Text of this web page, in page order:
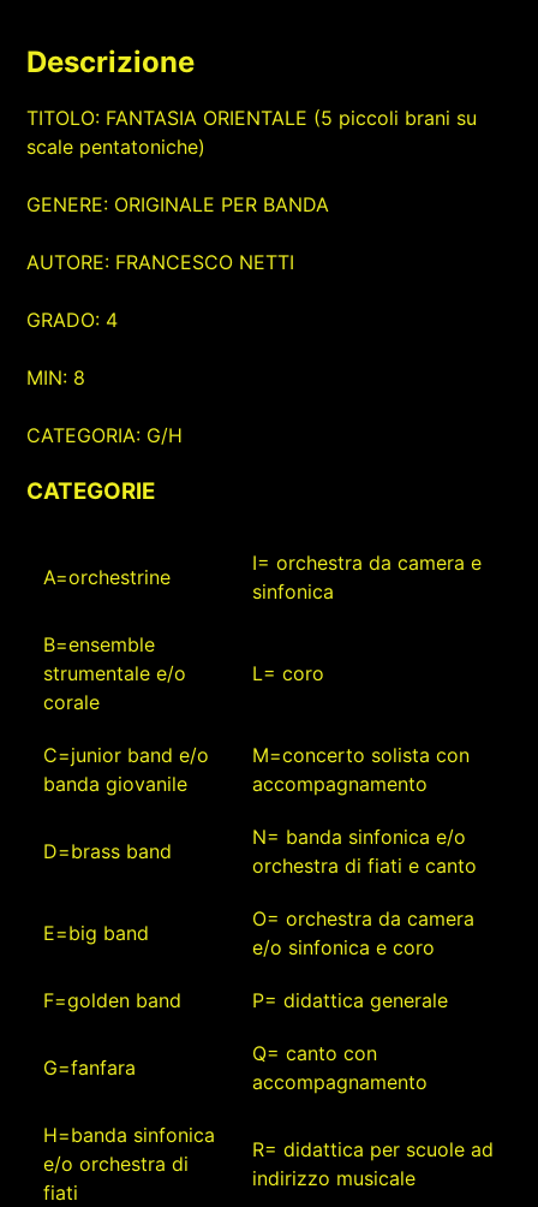
Descrizione
TITOLO: FANTASIA ORIENTALE (5 piccoli brani su
scale pentatoniche)
GENERE: ORIGINALE PER BANDA
AUTORE: FRANCESCO NETTI
GRADO: 4
MIN: 8
CATEGORIA: G/H
CATEGORIE
A=orchestrine
I= orchestra da camera e
sinfonica
B=ensemble
strumentale e/o
corale
L= coro
C=junior band e/o
banda giovanile
M=concerto solista con
accompagnamento
D=brass band
N= banda sinfonica e/o
orchestra di fiati e canto
E=big band
O= orchestra da camera
e/o sinfonica e coro
F=golden band P= didattica generale
G=fanfara
Q= canto con
accompagnamento
H=banda sinfonica
e/o orchestra di
fiati
R= didattica per scuole ad
indirizzo musicale